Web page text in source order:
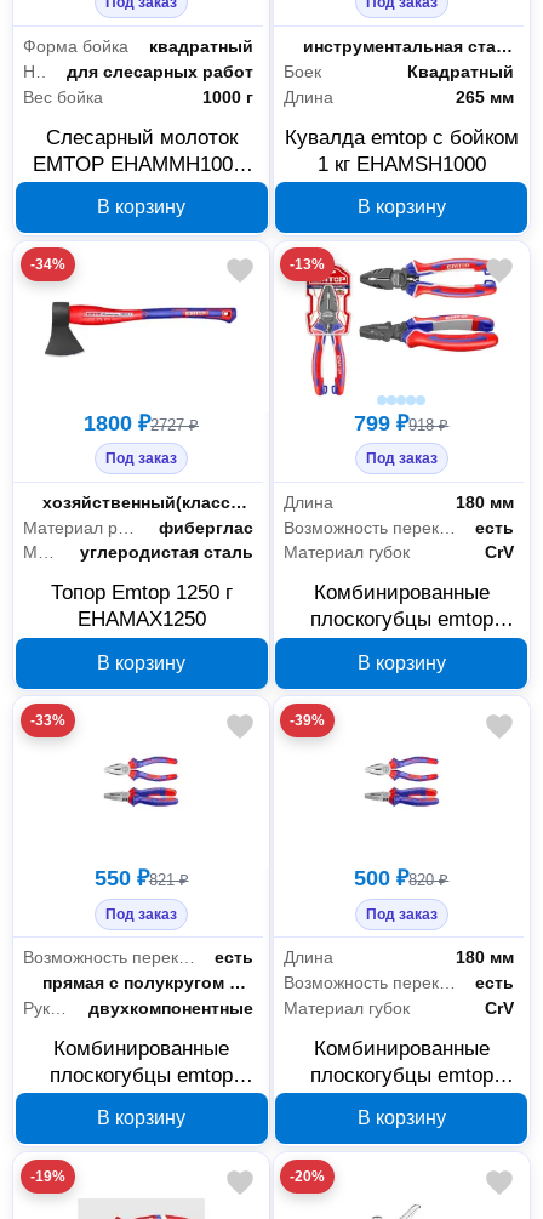
Форма бойка
квадратный
для слесарных работ
Вес бойка
1000 г
Слесарный молоток
EMTOP EHAMMH1000,
В корзину
Материал бойка
инструментальная сталь CS45
Боек
Квадратный
Длина
265 мм
Кувалда emtop с бойком
1 кг EHAMSH1000
В корзину
-34%
1800 ₽2727 ₽
Под заказ
Тип
хозяйственный(классический)
фиберглас
Материал лезвия
углеродистая сталь
Топор Emtop 1250 г
EHAMAX1250
В корзину
-13%
799 ₽918 ₽
Под заказ
Длина
180 мм
Возможность перекусить проволоку
есть
Материал губок
CrV
Комбинированные
плоскогубцы emtop
увеличенным рычагом
В корзину
-33%
550 ₽821 ₽
Под заказ
Возможность перекусить проволоку
есть
Форма губок
прямая с полукругом и режущей кромкой
двухкомпонентные
Комбинированные
плоскогубцы emtop
В корзину
-39%
500 ₽820 ₽
Под заказ
Длина
180 мм
Возможность перекусить проволоку
есть
Материал губок
CrV
Комбинированные
плоскогубцы emtop
В корзину
-19% -20%